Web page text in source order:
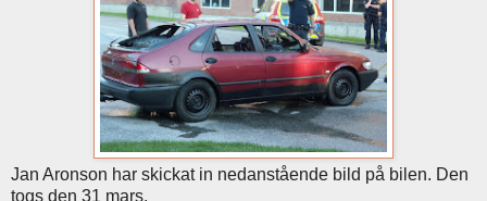
Jan Aronson har skickat in nedanstående bild på bilen. Den
togs den 31 mars.